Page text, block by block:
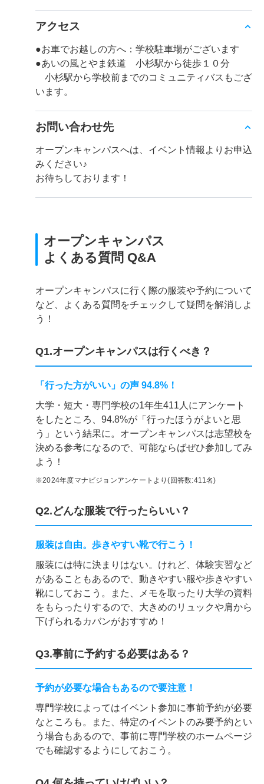
アクセス
●お車でお越しの方へ：学校駐車場がございます
●あいの風とやま鉄道 小杉駅から徒歩１０分
小杉駅から学校前までのコミュニティバスもござ
います。
お問い合わせ先
オープンキャンパスへは、イベント情報よりお申込
みください♪
お待ちしております！
オープンキャンパス
よくある質問 Q&A
オープンキャンパスに行く際の服装や予約について
など、よくある質問をチェックして疑問を解消しよ
う！
Q1.オープンキャンパスは行くべき？
「行った方がいい」の声 94.8%！
大学・短大・専門学校の1年生411人にアンケート
をしたところ、94.8%が「行ったほうがよいと思
う」という結果に。オープンキャンパスは志望校を
決める参考になるので、可能ならばぜひ参加してみ
よう！
※2024年度マナビジョンアンケートより(回答数:411名)
Q2.どんな服装で行ったらいい？
服装は自由。歩きやすい靴で行こう！
服装には特に決まりはない。けれど、体験実習など
があることもあるので、動きやすい服や歩きやすい
靴にしておこう。また、メモを取ったり大学の資料
をもらったりするので、大きめのリュックや肩から
下げられるカバンがおすすめ！
Q3.事前に予約する必要はある？
予約が必要な場合もあるので要注意！
専門学校によってはイベント参加に事前予約が必要
なところも。また、特定のイベントのみ要予約とい
う場合もあるので、事前に専門学校のホームページ
でも確認するようにしておこう。